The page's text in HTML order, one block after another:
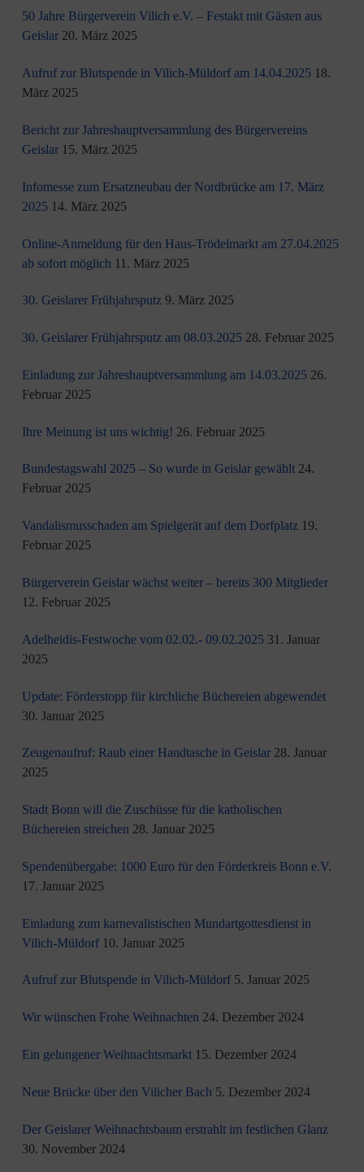
50 Jahre Bürgerverein Vilich e.V. – Festakt mit Gästen aus
Geislar 20. März 2025
Aufruf zur Blutspende in Vilich-Müldorf am 14.04.2025 18.
März 2025
Bericht zur Jahreshauptversammlung des Bürgervereins
Geislar 15. März 2025
Infomesse zum Ersatzneubau der Nordbrücke am 17. März
2025 14. März 2025
Online-Anmeldung für den Haus-Trödelmarkt am 27.04.2025
ab sofort möglich 11. März 2025
30. Geislarer Frühjahrsputz 9. März 2025
30. Geislarer Frühjahrsputz am 08.03.2025 28. Februar 2025
Einladung zur Jahreshauptversammlung am 14.03.2025 26.
Februar 2025
Ihre Meinung ist uns wichtig! 26. Februar 2025
Bundestagswahl 2025 – So wurde in Geislar gewählt 24.
Februar 2025
Vandalismusschaden am Spielgerät auf dem Dorfplatz 19.
Februar 2025
Bürgerverein Geislar wächst weiter – bereits 300 Mitglieder
12. Februar 2025
Adelheidis-Festwoche vom 02.02.- 09.02.2025 31. Januar
2025
Update: Förderstopp für kirchliche Büchereien abgewendet
30. Januar 2025
Zeugenaufruf: Raub einer Handtasche in Geislar 28. Januar
2025
Stadt Bonn will die Zuschüsse für die katholischen
Büchereien streichen 28. Januar 2025
Spendenübergabe: 1000 Euro für den Förderkreis Bonn e.V.
17. Januar 2025
Einladung zum karnevalistischen Mundartgottesdienst in
Vilich-Müldorf 10. Januar 2025
Aufruf zur Blutspende in Vilich-Müldorf 5. Januar 2025
Wir wünschen Frohe Weihnachten 24. Dezember 2024
Ein gelungener Weihnachtsmarkt 15. Dezember 2024
Neue Brücke über den Vilicher Bach 5. Dezember 2024
Der Geislarer Weihnachtsbaum erstrahlt im festlichen Glanz
30. November 2024